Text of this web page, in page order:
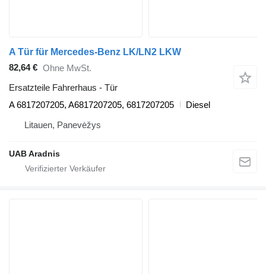
A Tür für Mercedes-Benz LK/LN2 LKW
82,64 € Ohne MwSt.
Ersatzteile Fahrerhaus - Tür
A 6817207205, A6817207205, 6817207205
Diesel
Litauen, Panevėžys
UAB Aradnis